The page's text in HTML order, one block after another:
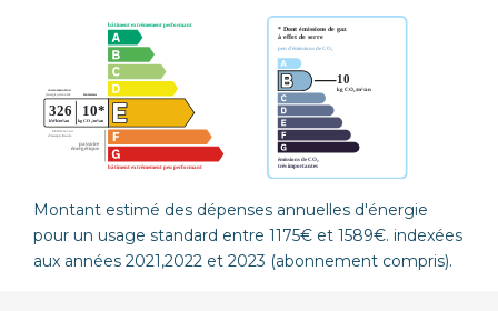
Montant estimé des dépenses annuelles d'énergie
pour un usage standard entre 1175€ et 1589€. indexées
aux années 2021,2022 et 2023 (abonnement compris).